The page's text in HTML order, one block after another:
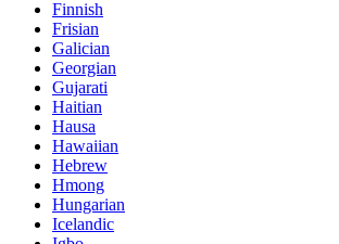
Finnish
Frisian
Galician
Georgian
Gujarati
Haitian
Hausa
Hawaiian
Hebrew
Hmong
Hungarian
Icelandic